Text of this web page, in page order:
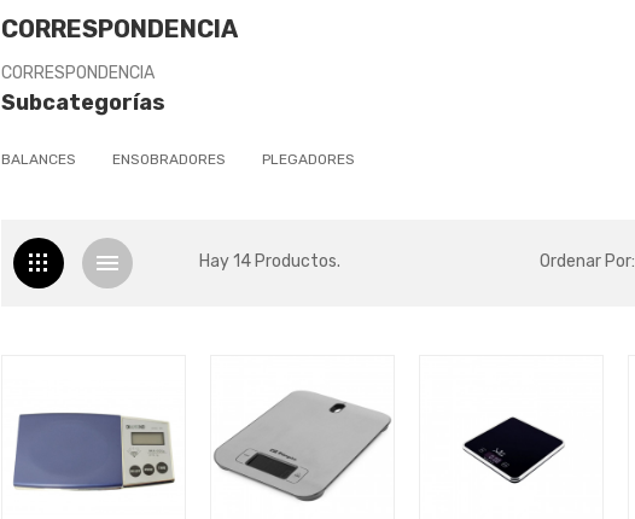
CORRESPONDENCIA
CORRESPONDENCIA
Subcategorías
BALANCES ENSOBRADORES PLEGADORES
Hay 14 Productos. Ordenar Por: